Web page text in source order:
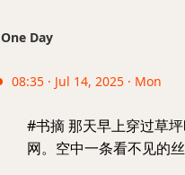
One Day
08:35 · Jul 14, 2025 · Mon
#书摘 那天早上穿过草
网。空中一条看不见的